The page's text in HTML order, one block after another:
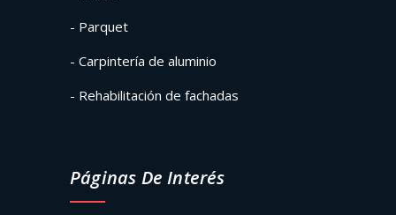
- Parquet
- Carpintería de aluminio
- Rehabilitación de fachadas
Páginas De Interés